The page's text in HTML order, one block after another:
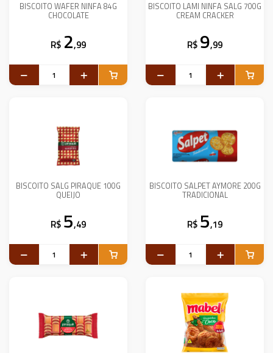
BISCOITO WAFER NINFA 84G
CHOCOLATE
R$ 2,99
BISCOITO LAMI NINFA SALG 700G
CREAM CRACKER
R$ 9,99
BISCOITO SALG PIRAQUE 100G
QUEIJO
R$ 5,49
BISCOITO SALPET AYMORE 200G
TRADICIONAL
R$ 5,19